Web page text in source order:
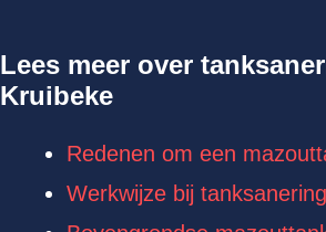
Lees meer over
Kruibeke
Redenen om een
Werkwijze bij tanksanering